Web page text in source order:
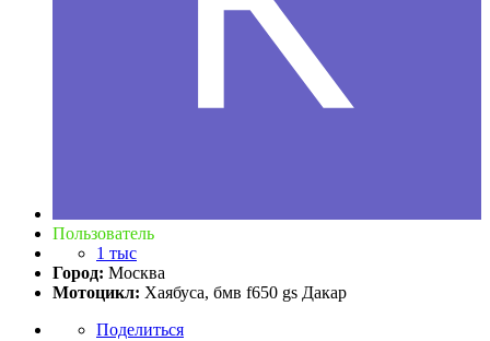
Пользователь
1 тыс
Город: Москва
Мотоцикл: Хаябуса, бмв f650 gs Дакар
Поделиться